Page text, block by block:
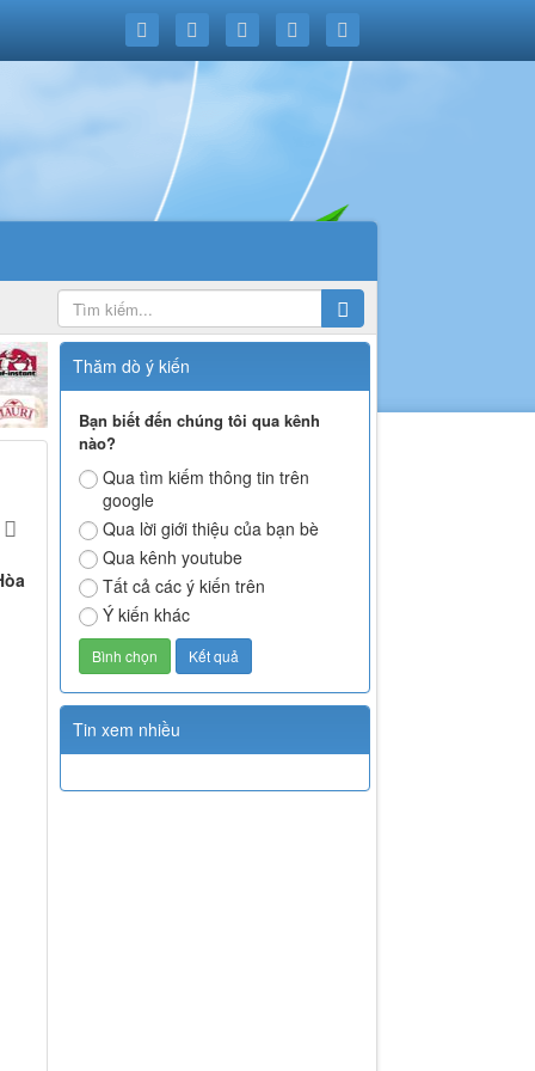
Thăm dò ý kiến
Bạn biết đến chúng tôi qua kênh
nào?
Qua tìm kiếm thông tin trên
google
Qua lời giới thiệu của bạn bè
Qua kênh youtube
Tất cả các ý kiến trên
Ý kiến khác
Tin xem nhiều